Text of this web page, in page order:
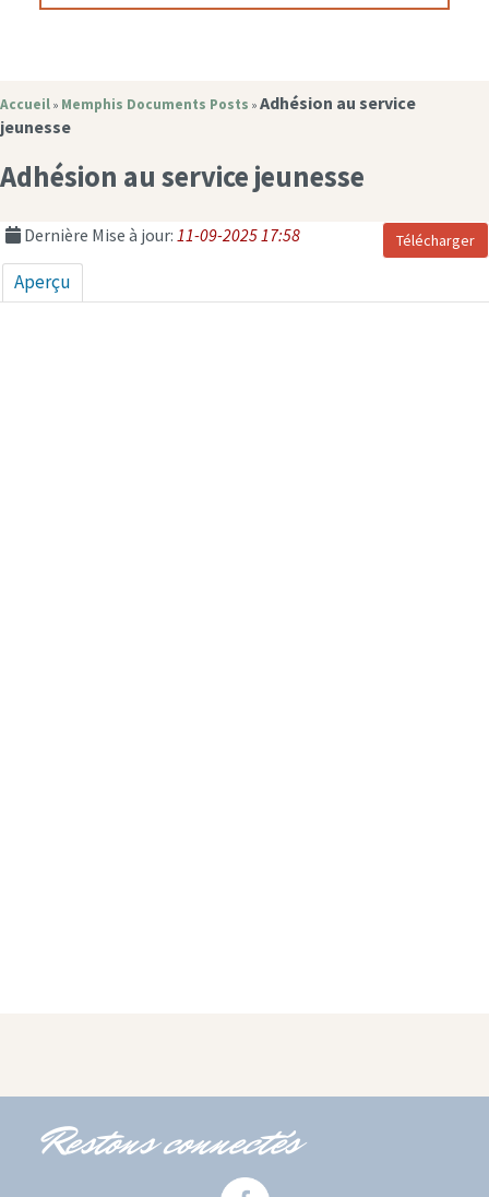
Accueil » Memphis Documents Posts » Adhésion au service
jeunesse
Adhésion au service jeunesse
Télécharger
Dernière Mise à jour: 11-09-2025 17:58
Aperçu
Restons connectés